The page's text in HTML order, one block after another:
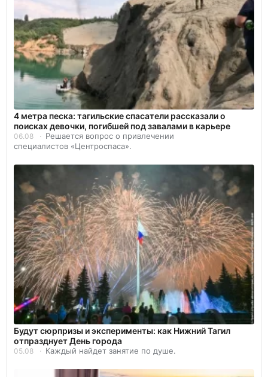
4 метра песка: тагильские спасатели рассказали о
поисках девочки, погибшей под завалами в карьере
06.08
Решается вопрос о привлечении
специалистов «Центроспаса».
Будут сюрпризы и эксперименты: как Нижний Тагил
отпразднует День города
05.08 Каждый найдет занятие по душе.